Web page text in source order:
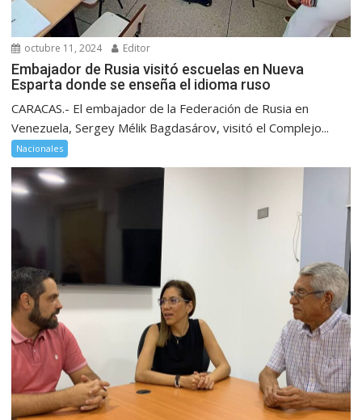
octubre 11, 2024 Editor
Embajador de Rusia visitó escuelas en Nueva
Esparta donde se enseña el idioma ruso
CARACAS.- El embajador de la Federación de Rusia en
Venezuela, Sergey Mélik Bagdasárov, visitó el Complejo...
Nacionales